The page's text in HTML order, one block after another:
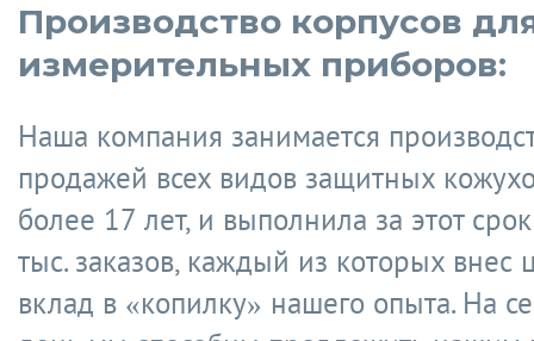
Производство корпусов
измерительных приборов:
Наша компания занимается
продажей всех видов защитных
более 17 лет, и выполнила за этот
тыс. заказов, каждый из которых внес
вклад в «копилку» нашего опыта. На